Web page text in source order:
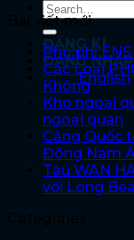
ĐĂNG KÍ
ĐĂNG NHẬP
English
Bài viết mới
Phụ phí
Các Loại
Không
Kho ngoại
ngoại quan
Cảng Quốc
Đông Nam
Tàu WAN
với Long